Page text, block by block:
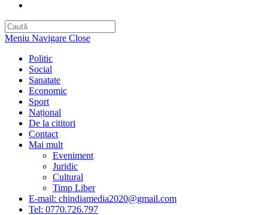
Meniu Navigare Close
Politic
Social
Sanatate
Economic
Sport
Național
De la cititori
Contact
Mai mult
Eveniment
Juridic
Cultural
Timp Liber
E-mail: chindiamedia2020@gmail.com
Tel: 0770.726.797